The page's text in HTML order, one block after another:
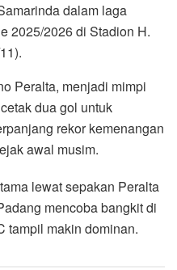
dalam laga
2025/2026 di Stadion H.
Peralta, menjadi mimpi
dua gol untuk
rekor kemenangan
awal musim.
lewat sepakan Peralta
mencoba bangkit di
tampil makin dominan.